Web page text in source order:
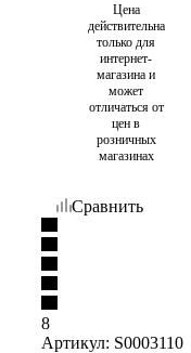
Цена
действительна
только для
интернет-
магазина и
может
отличаться от
цен в
розничных
магазинах
Сравнить
8
Артикул: S0003110